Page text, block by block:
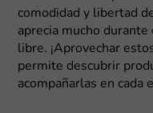
comodidad y libertad
aprecia mucho
libre. ¡Aprovechar
permite descubrir
acompañarlas en cada